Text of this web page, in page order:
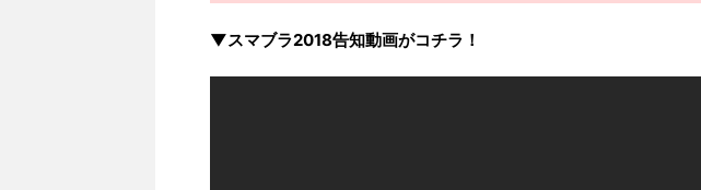
▼スマブラ2018告知動画がコチラ！